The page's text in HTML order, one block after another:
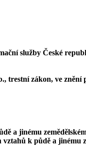
služby České
trestní zákon, ve znění
a jinému
k půdě a jinému